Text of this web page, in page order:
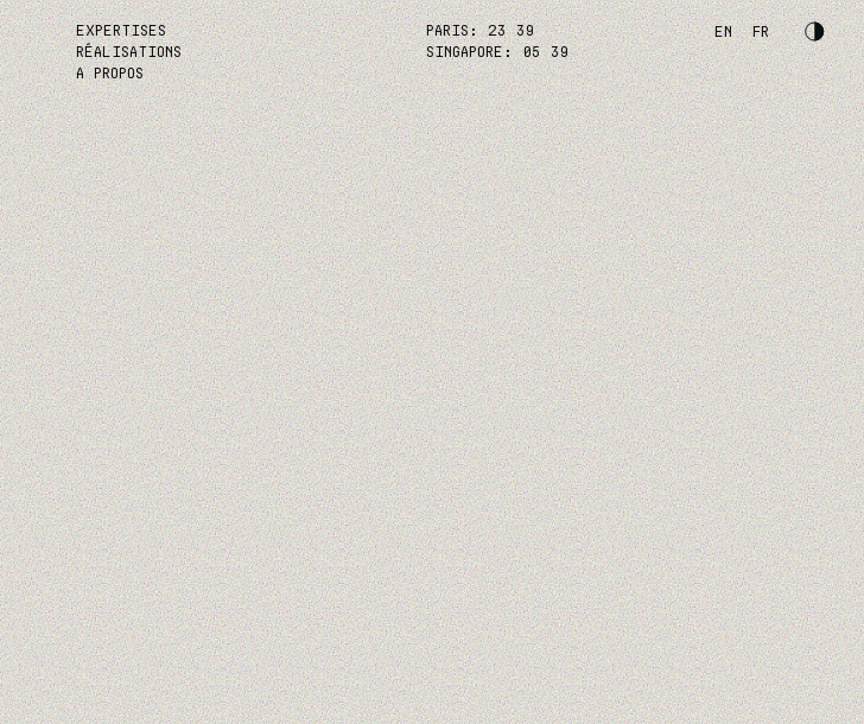
EXPERTISES RÉALISATIONS A PROPOS
EXPERTISES
RÉALISATIONS
A PROPOS
PARIS:23:39
SINGAPORE:05:39
EN FR